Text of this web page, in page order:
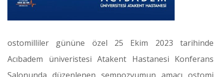
ostomilliler gününe özel 25 Ekim 2023 tarihinde
Acıbadem üniveristesi Atakent Hastanesi Konferans